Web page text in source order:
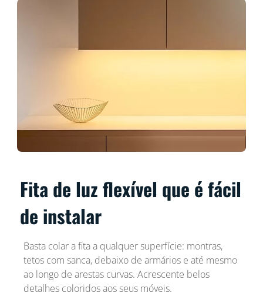
Fita de luz flexível que é fácil
de instalar
Basta colar a fita a qualquer superfície: montras,
tetos com sanca, debaixo de armários e até mesmo
ao longo de arestas curvas. Acrescente belos
detalhes coloridos aos seus móveis.